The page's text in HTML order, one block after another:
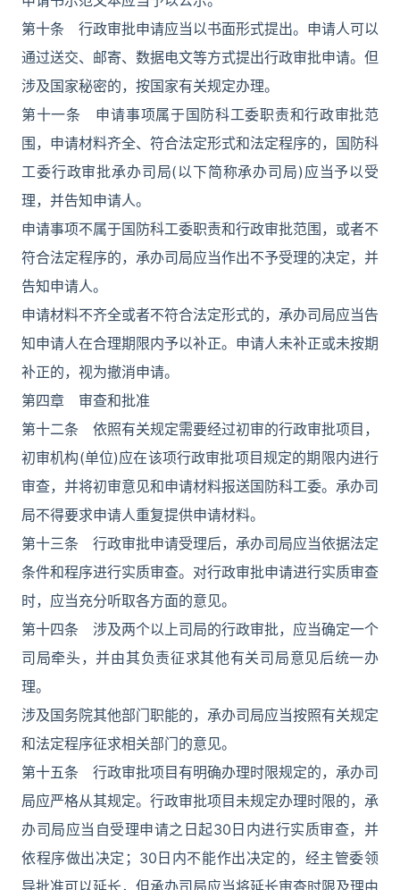
第十条 行政审批申请应当以书面形式提出。申请人可以
通过送交、邮寄、数据电文等方式提出行政审批申请。但
涉及国家秘密的，按国家有关规定办理。
第十一条 申请事项属于国防科工委职责和行政审批范
围，申请材料齐全、符合法定形式和法定程序的，国防科
工委行政审批承办司局(以下简称承办司局)应当予以受
理，并告知申请人。
申请事项不属于国防科工委职责和行政审批范围，或者不
符合法定程序的，承办司局应当作出不予受理的决定，并
告知申请人。
申请材料不齐全或者不符合法定形式的，承办司局应当告
知申请人在合理期限内予以补正。申请人未补正或未按期
补正的，视为撤消申请。
第四章 审查和批准
第十二条 依照有关规定需要经过初审的行政审批项目，
初审机构(单位)应在该项行政审批项目规定的期限内进行
审查，并将初审意见和申请材料报送国防科工委。承办司
局不得要求申请人重复提供申请材料。
第十三条 行政审批申请受理后，承办司局应当依据法定
条件和程序进行实质审查。对行政审批申请进行实质审查
时，应当充分听取各方面的意见。
第十四条 涉及两个以上司局的行政审批，应当确定一个
司局牵头，并由其负责征求其他有关司局意见后统一办
理。
涉及国务院其他部门职能的，承办司局应当按照有关规定
和法定程序征求相关部门的意见。
第十五条 行政审批项目有明确办理时限规定的，承办司
局应严格从其规定。行政审批项目未规定办理时限的，承
办司局应当自受理申请之日起30日内进行实质审查，并
依程序做出决定；30日内不能作出决定的，经主管委领
导批准可以延长，但承办司局应当将延长审查时限及理由